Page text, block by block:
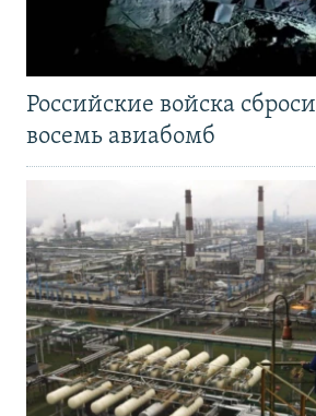
Российские войска
восемь авиабомб